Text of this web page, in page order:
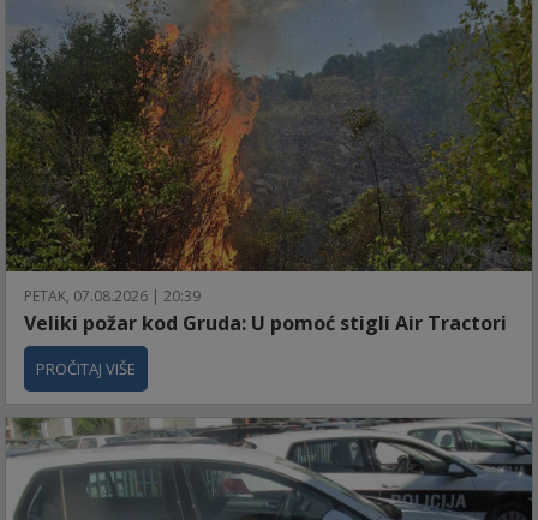
PETAK, 07.08.2026 | 20:39
Veliki požar kod Gruda: U pomoć stigli Air Tractori
PROČITAJ VIŠE